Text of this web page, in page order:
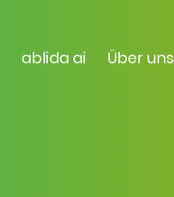
ablida ai Über uns